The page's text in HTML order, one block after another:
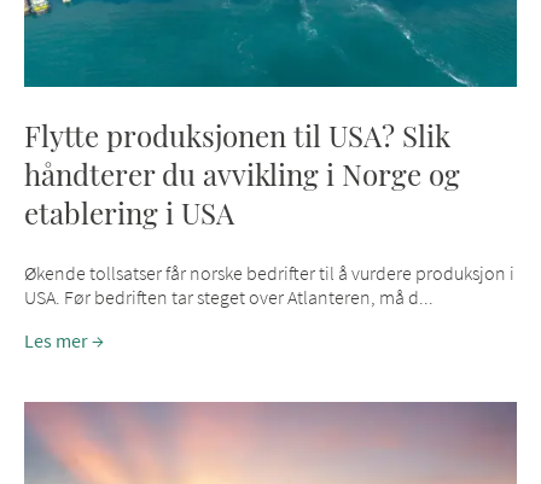
Flytte produksjonen til USA? Slik
håndterer du avvikling i Norge og
etablering i USA
Økende tollsatser får norske bedrifter til å vurdere produksjon i
USA. Før bedriften tar steget over Atlanteren, må d...
Les mer